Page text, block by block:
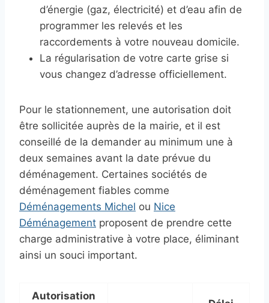
d’énergie (gaz, électricité) et d’eau afin de
programmer les relevés et les
raccordements à votre nouveau domicile.
La régularisation de votre carte grise si
vous changez d’adresse officiellement.
Pour le stationnement, une autorisation doit
être sollicitée auprès de la mairie, et il est
conseillé de la demander au minimum une à
deux semaines avant la date prévue du
déménagement. Certaines sociétés de
déménagement fiables comme
Déménagements Michel ou Nice
Déménagement proposent de prendre cette
charge administrative à votre place, éliminant
ainsi un souci important.
Autorisation